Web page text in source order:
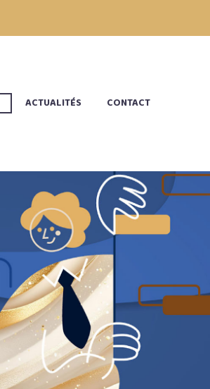
ACTUALITÉS CONTACT